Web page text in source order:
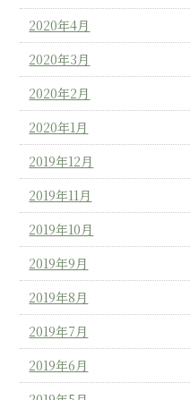
2020年4月
2020年3月
2020年2月
2020年1月
2019年12月
2019年11月
2019年10月
2019年9月
2019年8月
2019年7月
2019年6月